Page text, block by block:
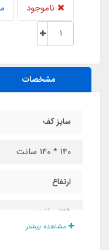
ناموجود
مشخصات
سایز کف
140 * 140 سانت
ارتفاع
125 سانت
مشاهده بیشتر